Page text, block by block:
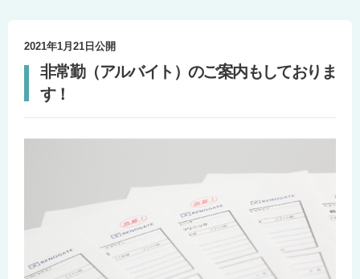
2021年1月21日 公開
非常勤（アルバイト）のご案内もしておりま
す！